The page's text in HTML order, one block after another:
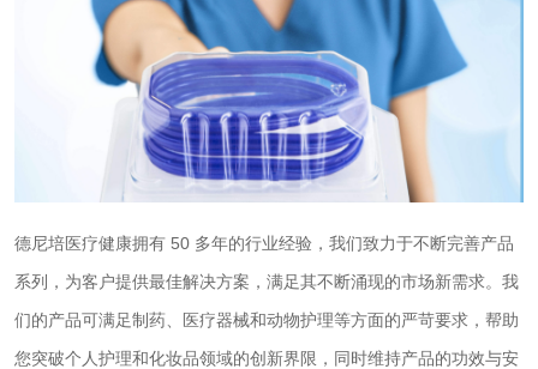
德尼培医疗健康拥有 50 多年的行业经验，我们致力于不断完善产品
系列，为客户提供最佳解决方案，满足其不断涌现的市场新需求。我
们的产品可满足制药、医疗器械和动物护理等方面的严苛要求，帮助
您突破个人护理和化妆品领域的创新界限，同时维持产品的功效与安